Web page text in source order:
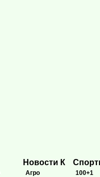
Новости К
Агро
100+1